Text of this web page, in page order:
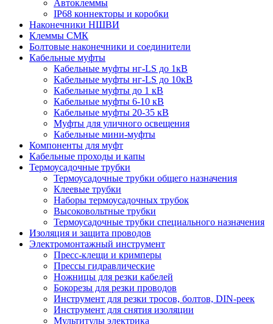
Автоклеммы
IP68 коннекторы и коробки
Наконечники НШВИ
Клеммы СМК
Болтовые наконечники и соединители
Кабельные муфты
Кабельные муфты нг-LS до 1кВ
Кабельные муфты нг-LS до 10кВ
Кабельные муфты до 1 кВ
Кабельные муфты 6-10 кВ
Кабельные муфты 20-35 кВ
Муфты для уличного освещения
Кабельные мини-муфты
Компоненты для муфт
Кабельные проходы и капы
Термоусадочные трубки
Термоусадочные трубки общего назначения
Клеевые трубки
Наборы термоусадочных трубок
Высоковольтные трубки
Термоусадочные трубки специального назначения
Изоляция и защита проводов
Электромонтажный инструмент
Пресс-клещи и кримперы
Прессы гидравлические
Ножницы для резки кабелей
Бокорезы для резки проводов
Инструмент для резки тросов, болтов, DIN-реек
Инструмент для снятия изоляции
Мультитулы электрика